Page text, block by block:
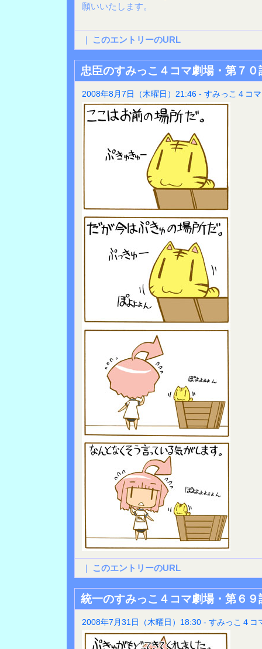
願いいたします。
| このエントリーのURL
忠臣のすみっこ４コマ劇場・第７
2008年8月7日（木曜日）21:46 - すみっこ４コマ
| このエントリーのURL
統一のすみっこ４コマ劇場・第６
2008年7月31日（木曜日）18:30 - すみっこ４コ